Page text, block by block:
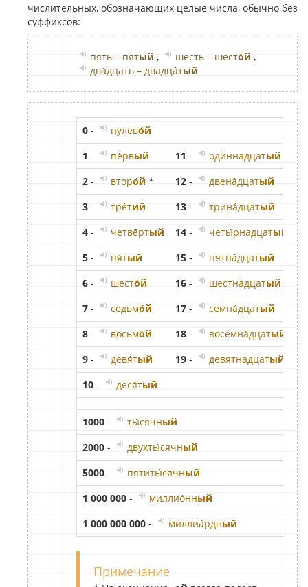
числительных, обозначающих целые числа, обычно без
суффиксов:
пять – пя́тый , шесть – шесто́й ,
два́дцать – двадца́тый
0 - нулево́й
1 - пе́рвый 11 - оди́ннадцатый
2 - второ́й * 12 - двена́дцатый
3 - тре́тий 13 - трина́дцатый
4 - четвё́ртый 14 - четы́рнадцатый
5 - пя́тый 15 - пятна́дцатый
6 - шесто́й 16 - шестна́дцатый
7 - седьмо́й 17 - семна́дцатый
8 - восьмо́й 18 - восемна́дцатый
9 - девя́тый 19 - девятна́дцатый
10 - деся́тый
1000 - ты́сячный
2000 - двухты́сячный
5000 - пятиты́сячный
1 000 000 - миллио́нный
1 000 000 000 - миллиа́рдный
Примечание